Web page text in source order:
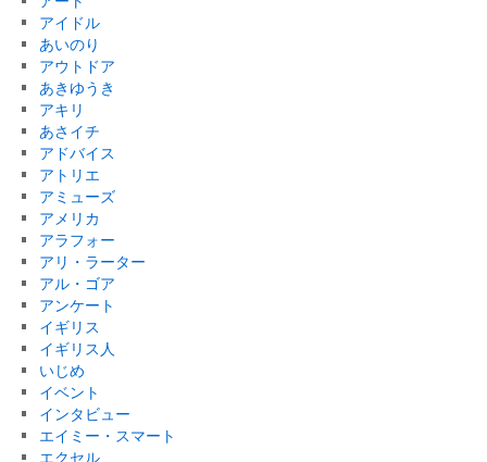
アイドル
あいのり
アウトドア
あきゆうき
アキリ
あさイチ
アドバイス
アトリエ
アミューズ
アメリカ
アラフォー
アリ・ラーター
アル・ゴア
アンケート
イギリス
イギリス人
いじめ
イベント
インタビュー
エイミー・スマート
エクセル